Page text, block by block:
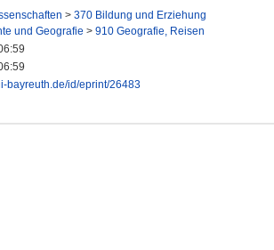
> 370 Bildung und Erziehung
und Geografie > 910 Geografie, Reisen
bayreuth.de/id/eprint/26483